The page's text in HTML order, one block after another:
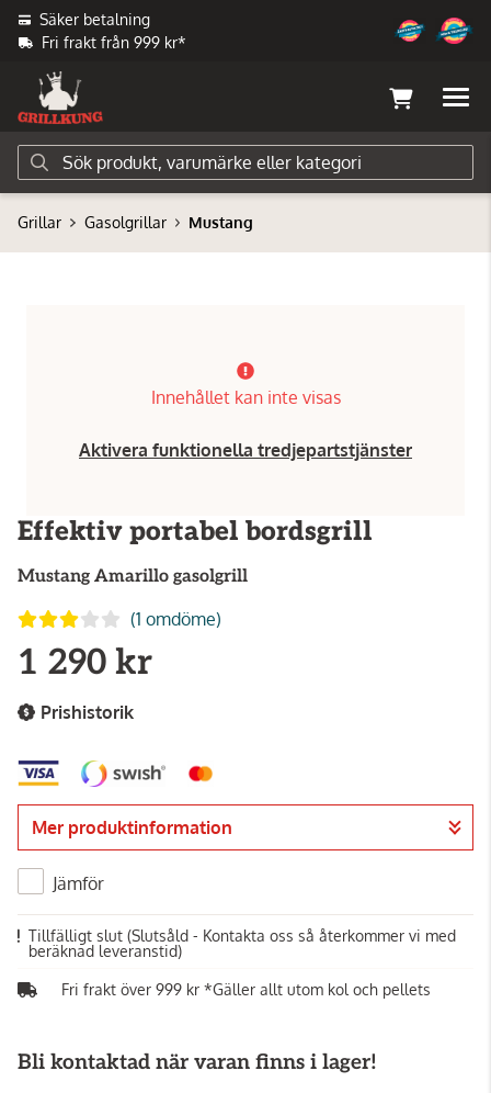
Säker betalning
Fri frakt från 999 kr*
Grillar Gasolgrillar Mustang
Innehållet kan inte visas
Aktivera funktionella tredjepartstjänster
Effektiv portabel bordsgrill
Mustang Amarillo gasolgrill
(1 omdöme)
1 290 kr
Prishistorik
Mer produktinformation
Jämför
Tillfälligt slut (Slutsåld - Kontakta oss så återkommer vi med
beräknad leveranstid)
Fri frakt över 999 kr *Gäller allt utom kol och pellets
Bli kontaktad när varan finns i lager!